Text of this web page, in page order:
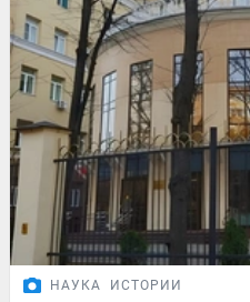
НАУКА ИСТОРИИ